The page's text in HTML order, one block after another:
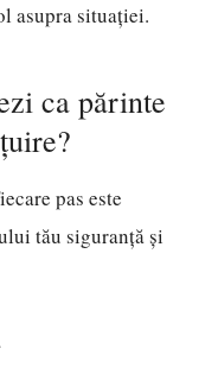
asupra situației.
ca părinte
pas este
tău siguranță și